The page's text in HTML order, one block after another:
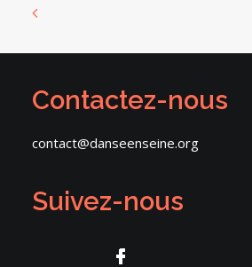
Contactez-nous
contact@danseenseine.org
Suivez-nous